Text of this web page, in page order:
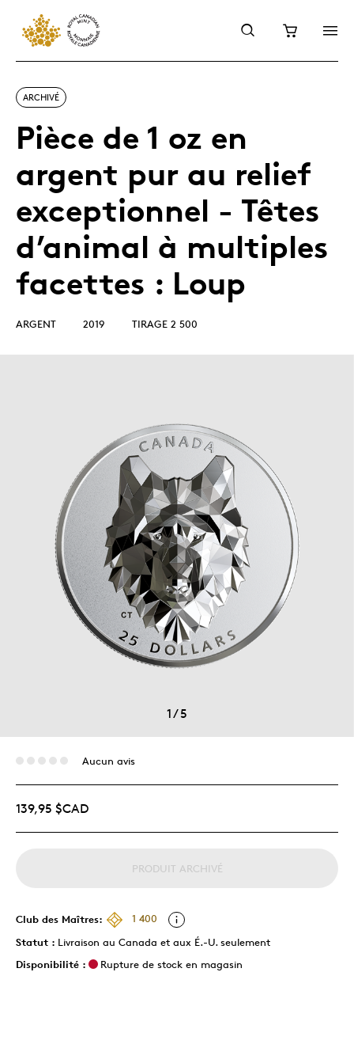
ARCHIVÉ
Pièce de 1 oz en
argent pur au relief
exceptionnel - Têtes
d’animal à multiples
facettes : Loup
ARGENT 2019 TIRAGE 2 500
1/5
Aucun avis
139,95 $CAD
PRODUIT ARCHIVÉ
Club des Maîtres:
1 400
Statut : Livraison au Canada et aux É.-U. seulement
Disponibilité :
Rupture de stock en magasin